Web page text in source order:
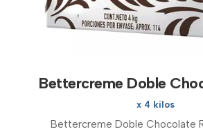
Bettercreme Doble
x 4 kilos
Bettercreme Doble Chocolate